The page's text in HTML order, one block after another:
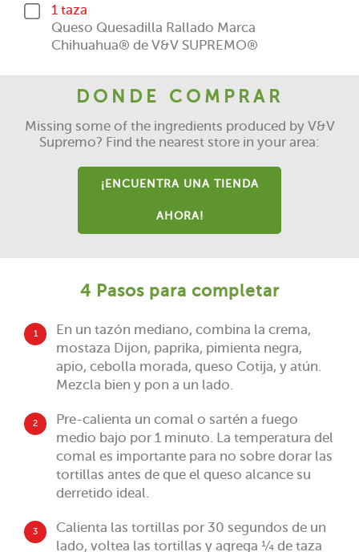
1 taza
Queso Quesadilla Rallado Marca
Chihuahua® de V&V SUPREMO®
DONDE COMPRAR
Missing some of the ingredients produced by V&V
Supremo? Find the nearest store in your area:
¡ENCUENTRA UNA TIENDA
AHORA!
4 Pasos para completar
1
En un tazón mediano, combina la crema,
mostaza Dijon, paprika, pimienta negra,
apio, cebolla morada, queso Cotija, y atún.
Mezcla bien y pon a un lado.
2
Pre-calienta un comal o sartén a fuego
medio bajo por 1 minuto. La temperatura del
comal es importante para no sobre dorar las
tortillas antes de que el queso alcance su
derretido ideal.
3
Calienta las tortillas por 30 segundos de un
lado, voltea las tortillas y agrega ¼ de taza